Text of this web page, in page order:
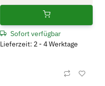
Sofort verfügbar
Lieferzeit: 2 - 4 Werktage